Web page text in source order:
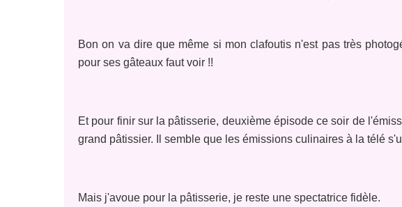
Bon on va dire que même si mon clafoutis n'est pas très
pour ses gâteaux faut voir !!
Et pour finir sur la pâtisserie, deuxième épisode ce soir de
grand pâtissier. Il semble que les émissions culinaires à la télé
Mais j'avoue pour la pâtisserie, je reste une spectatrice fidèle.